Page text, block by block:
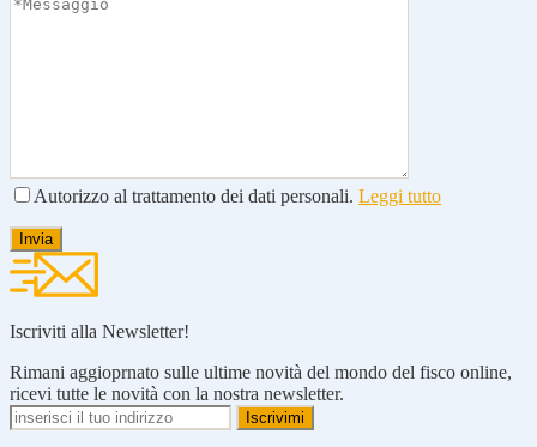
Autorizzo al trattamento dei dati personali. Leggi tutto
Iscriviti alla Newsletter!
Rimani aggioprnato sulle ultime novità del mondo del fisco online,
ricevi tutte le novità con la nostra newsletter.